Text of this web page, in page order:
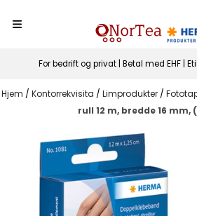
For bedrift og privat | Betal med EHF |
Hjem / Kontorrekvisita / Limprodukter /
rull 12 m, bredde 16 mm,